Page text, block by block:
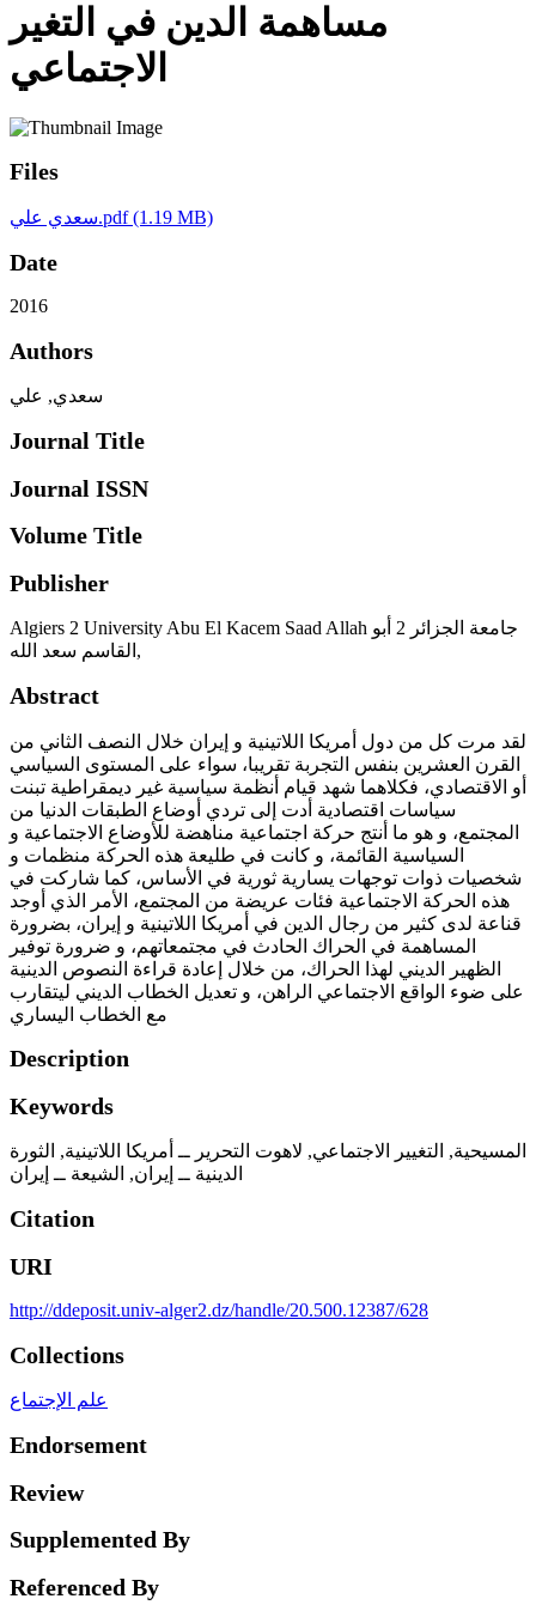
مساهمة الدين في التغير
الاجتماعي
Files
سعدي علي.pdf(1.19 MB)
Date
2016
Authors
سعدي, علي
Journal Title
Journal ISSN
Volume Title
Publisher
Algiers 2 University Abu El Kacem Saad Allah جامعة الجزائر 2 أبو
القاسم سعد الله,
Abstract
لقد مرت كل من دول أمريكا اللاتينية و إيران خلال النصف الثاني من
القرن العشرين بنفس التجربة تقريبا، سواء على المستوى السياسي
أو الاقتصادي، فكلاهما شهد قيام أنظمة سياسية غير ديمقراطية تبنت
سياسات اقتصادية أدت إلى تردي أوضاع الطبقات الدنيا من
المجتمع، و هو ما أنتج حركة اجتماعية مناهضة للأوضاع الاجتماعية و
السياسية القائمة، و كانت في طليعة هذه الحركة منظمات و
شخصيات ذوات توجهات يسارية ثورية في الأساس، كما شاركت في
هذه الحركة الاجتماعية فئات عريضة من المجتمع، الأمر الذي أوجد
قناعة لدى كثير من رجال الدين في أمريكا اللاتينية و إيران، بضرورة
المساهمة في الحراك الحادث في مجتمعاتهم، و ضرورة توفير
الظهير الديني لهذا الحراك، من خلال إعادة قراءة النصوص الدينية
على ضوء الواقع الاجتماعي الراهن، و تعديل الخطاب الديني ليتقارب
مع الخطاب اليساري
Description
Keywords
المسيحية, التغيير الاجتماعي, لاهوت التحرير ــ أمريكا اللاتينية, الثورة
الدينية ــ إيران, الشيعة ــ إيران
Citation
URI
http://ddeposit.univ-alger2.dz/handle/20.500.12387/628
Collections
علم الإجتماع
Endorsement
Review
Supplemented By
Referenced By